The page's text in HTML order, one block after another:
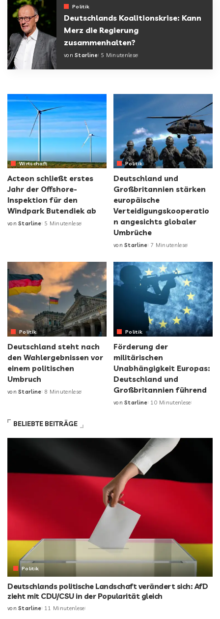
Politik
Deutschlands Koalitionskrise: Kann
Merz die Regierung
zusammenhalten?
von Starline 5 Minutenlese
Wirtschaft
Acteon schließt erstes
Jahr der Offshore-
Inspektion für den
Windpark Butendiek ab
von Starline 5 Minutenlese
Politik
Deutschland und
Großbritannien stärken
europäische
Verteidigungskooperatio
n angesichts globaler
Umbrüche
von Starline 7 Minutenlese
Politik
Deutschland steht nach
den Wahlergebnissen vor
einem politischen
Umbruch
von Starline 8 Minutenlese
Politik
Förderung der
militärischen
Unabhängigkeit Europas:
Deutschland und
Großbritannien führend
von Starline 10 Minutenlese
BELIEBTE BEITRÄGE
Politik
Deutschlands politische Landschaft verändert sich: AfD
zieht mit CDU/CSU in der Popularität gleich
von Starline 11 Minutenlese